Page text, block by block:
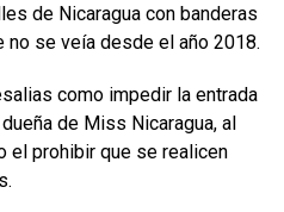
de Nicaragua con banderas
no se veía desde el año 2018.
como impedir la entrada
de Miss Nicaragua, al
el prohibir que se realicen